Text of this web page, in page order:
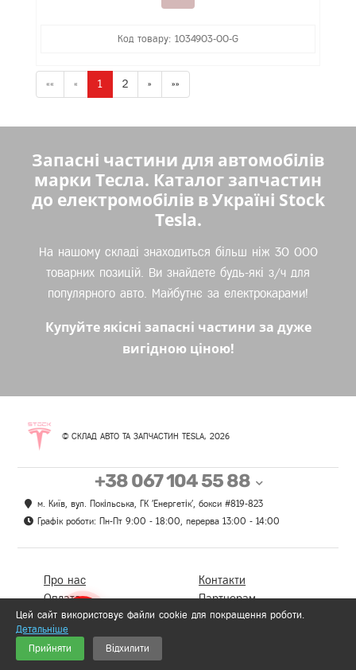
Код товару: 1034903-00-G
«« « 1 2 » »»
Запасні частини для автомобілів
марки Тесла. Каталог запчастин
до електромобілів в Україні Stock
Tesla.
На нашому складі знаходиться більш ніж 30 000
товарних позицій. Ви знайдете будь-які з/ч для
популярного авто. Майбутнє за електрокарами!
Купуйте якісні запасні частини за дуже
вигідною ціною!
© СКЛАД АВТО ТА ЗАПЧАСТИН TESLA, 2026
+38 067 104 55 88
м. Київ, вул. Покільська, ГК 'Енергетік', бокси #819-823
Графік роботи: Пн-Пт 9:00 - 18:00, перерва 13:00 - 14:00
Про нас
Оплата
Доставка
Гарантії та повернення
Розпродаж
Контакти
Партнерам
Відгуки
Цей сайт використовує файли cookie для покращення роботи.
Детальніше
Прийняти
Відхилити